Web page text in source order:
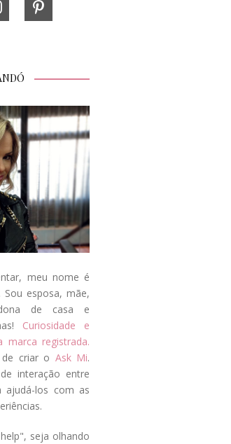
meu nome é
. Sou esposa, mãe,
dona de casa e
Curiosidade e
marca registrada.
de criar o Ask Mi.
interação entre
ajudá-los com as
seja olhando